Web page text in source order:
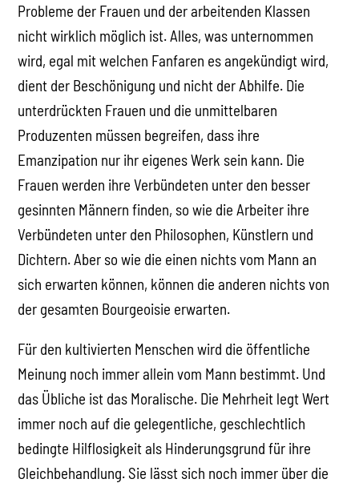
Probleme der Frauen und der arbeitenden Klassen
nicht wirklich möglich ist. Alles, was unternommen
wird, egal mit welchen Fanfaren es angekündigt wird,
dient der Beschönigung und nicht der Abhilfe. Die
unterdrückten Frauen und die unmittelbaren
Produzenten müssen begreifen, dass ihre
Emanzipation nur ihr eigenes Werk sein kann. Die
Frauen werden ihre Verbündeten unter den besser
gesinnten Männern finden, so wie die Arbeiter ihre
Verbündeten unter den Philosophen, Künstlern und
Dichtern. Aber so wie die einen nichts vom Mann an
sich erwarten können, können die anderen nichts von
der gesamten Bourgeoisie erwarten.
Für den kultivierten Menschen wird die öffentliche
Meinung noch immer allein vom Mann bestimmt. Und
das Übliche ist das Moralische. Die Mehrheit legt Wert
immer noch auf die gelegentliche, geschlechtlich
bedingte Hilflosigkeit als Hinderungsgrund für ihre
Gleichbehandlung. Sie lässt sich noch immer über die